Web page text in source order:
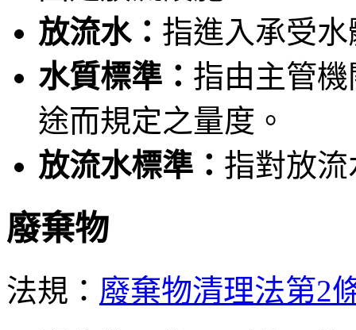
放流水： 指進入承受
水質標準： 指由主管
途而規定之量度。
放流水標準： 指對放
廢棄物
法規： 廢棄物清理法第2